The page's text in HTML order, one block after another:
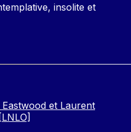
insolite et
Eastwood et Laurent